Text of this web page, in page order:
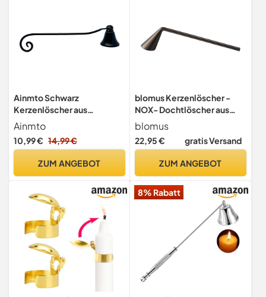
Ainmto Schwarz
Kerzenlöscher aus
Edelstahl,Kerzenwerkzeug
e Dochtlöscher,Werkzeuge
zum Sicheren Löschen von
Ainmto
10,99 € 14,99 €
ZUM ANGEBOT
blomus Kerzenlöscher -
NOX- Dochtlöscher aus
Zink (Burned Metal)
blomus
22,95 € gratis Versand
ZUM ANGEBOT
8% Rabatt